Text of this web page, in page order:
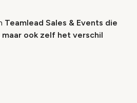
Teamlead Sales & Events die
ook zelf het verschil